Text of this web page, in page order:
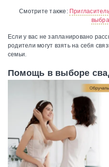
Смотрите также:
Если у вас не запланировано
родители могут взять на себя
семьи.
Помощь в выборе